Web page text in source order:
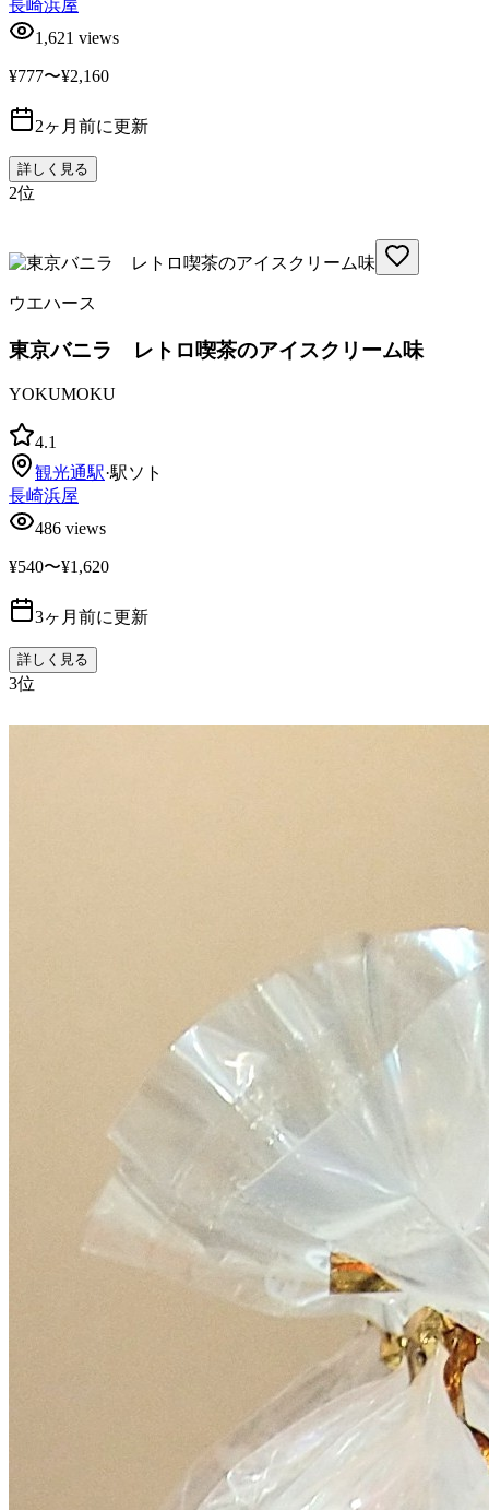
長崎浜屋
1,621 views
¥777〜¥2,160
2ヶ月前に更新
詳しく見る
2位
ウエハース
東京バニラ レトロ喫茶のアイスクリーム味
YOKUMOKU
4.1
観光通駅·駅ソト
長崎浜屋
486 views
¥540〜¥1,620
3ヶ月前に更新
詳しく見る
3位